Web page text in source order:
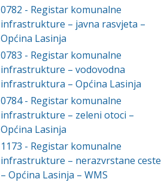
0782 - Registar komunalne
infrastrukture – javna rasvjeta –
Općina Lasinja
0783 - Registar komunalne
infrastrukture – vodovodna
infrastruktura – Općina Lasinja
0784- Registar komunalne
infrastrukture – zeleni otoci –
Općina Lasinja
1173 - Registar komunalne
infrastrukture – nerazvrstane ceste
– Općina Lasinja – WMS